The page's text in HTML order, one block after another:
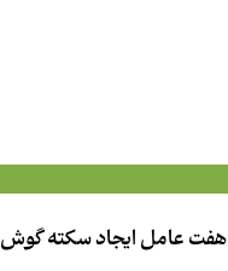
هفت عامل ايجاد سکته گوش